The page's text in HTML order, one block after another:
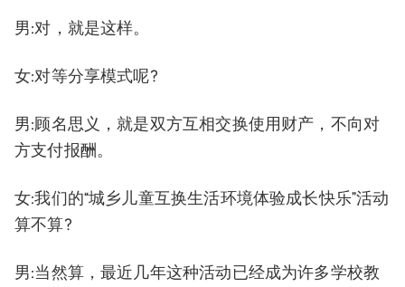
男:对，就是这样。
女:对等分享模式呢?
男:顾名思义，就是双方互相交换使用财产，不向对
方支付报酬。
女:我们的“城乡儿童互换生活环境体验成长快乐”活动
算不算?
男:当然算，最近几年这种活动已经成为许多学校教